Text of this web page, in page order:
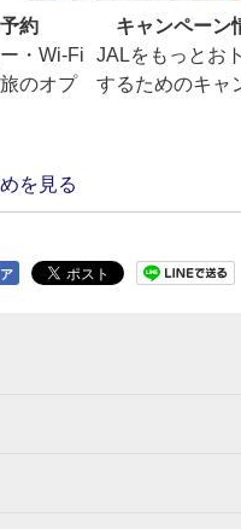
約
・Wi-Fi
のオプ
キャンペーン
JALをもっとお
するためのキャ
を見る